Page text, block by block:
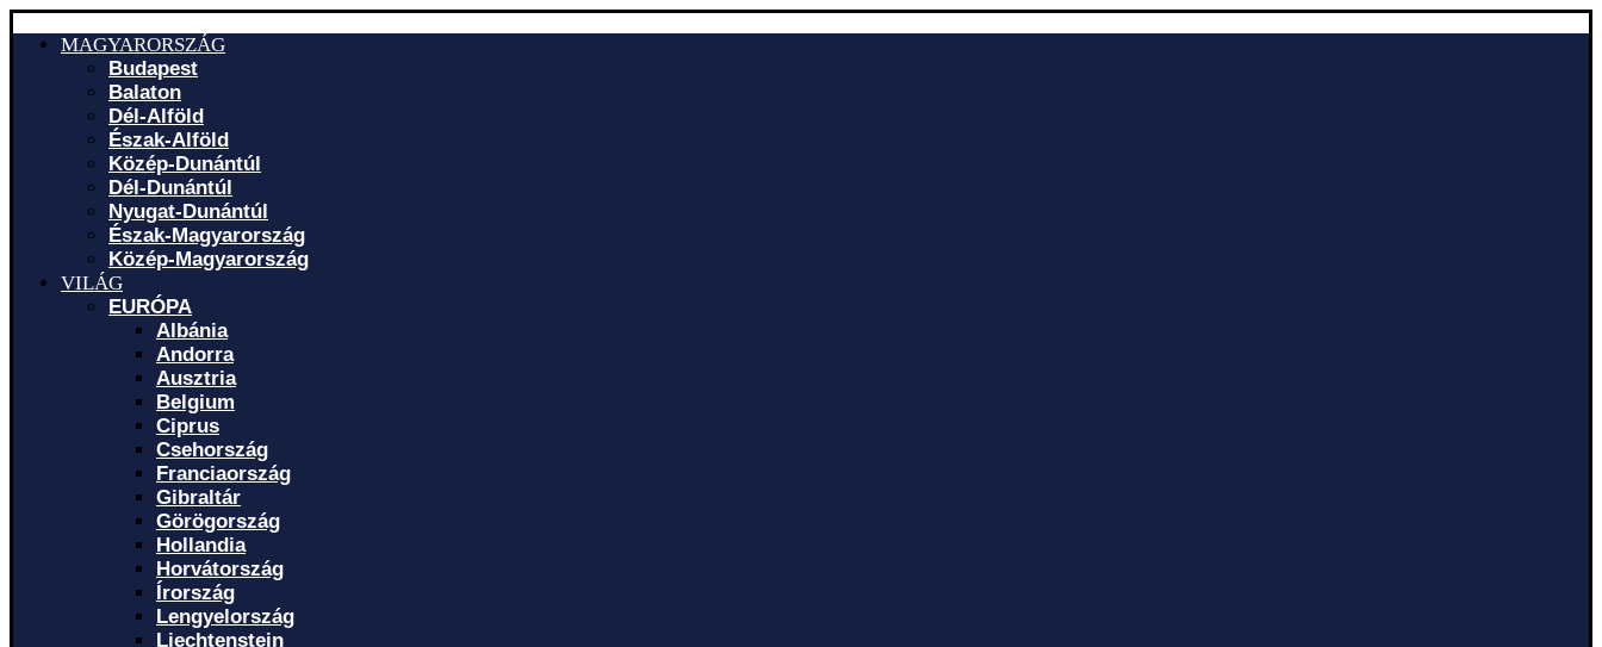
MAGYARORSZÁG
Budapest
Balaton
Dél-Alföld
Észak-Alföld
Közép-Dunántúl
Dél-Dunántúl
Nyugat-Dunántúl
Észak-Magyarország
Közép-Magyarország
VILÁG
EURÓPA
Albánia
Andorra
Ausztria
Belgium
Ciprus
Csehország
Franciaország
Gibraltár
Görögország
Hollandia
Horvátország
Írország
Lengyelország
Liechtenstein